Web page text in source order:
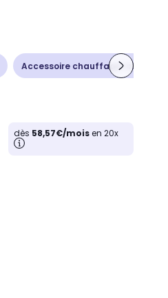
Accessoire chauffage-
dès 58,57€/moisen 20x